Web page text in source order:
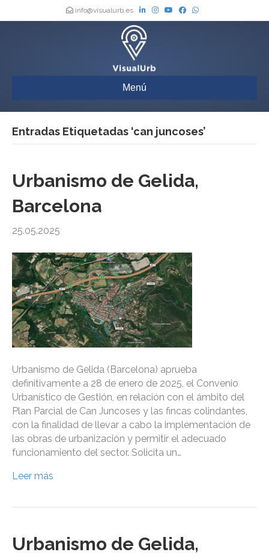
info@visualurb.es
Menú
Entradas Etiquetadas ‘can juncoses’
Urbanismo de Gelida,
Barcelona
25.05.2025
Urbanismo de Gelida (Barcelona) aprueba
definitivamente a 28 de enero de 2025, el Convenio
Urbanístico de Gestión, en relación con el ámbito del
Plan Parcial de Can Juncoses y las fincas colindantes,
con la finalidad de llevar a cabo la implementación de
las obras de urbanización y permitir el adecuado
funcionamiento del sector. Solicita un…
Leer más
Urbanismo de Gelida,